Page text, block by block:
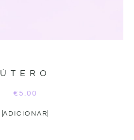
ÚTERO
€ 5.00
ADICIONAR